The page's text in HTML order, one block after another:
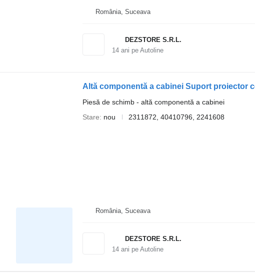
România, Suceava
DEZSTORE S.R.L.
14ani pe Autoline
Piesă de schimb - altă componentă a cabinei
Stare
nou 2311872, 40410796, 2241608
România, Suceava
DEZSTORE S.R.L.
14ani pe Autoline